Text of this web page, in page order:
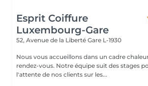
Esprit Coiffure
Luxembourg-Gare
52, Avenue de la Liberté Gare L-1930
Nous vous accueillons dans un cadre
rendez-vous. Notre équipe suit des stages
l'attente de nos clients sur les...